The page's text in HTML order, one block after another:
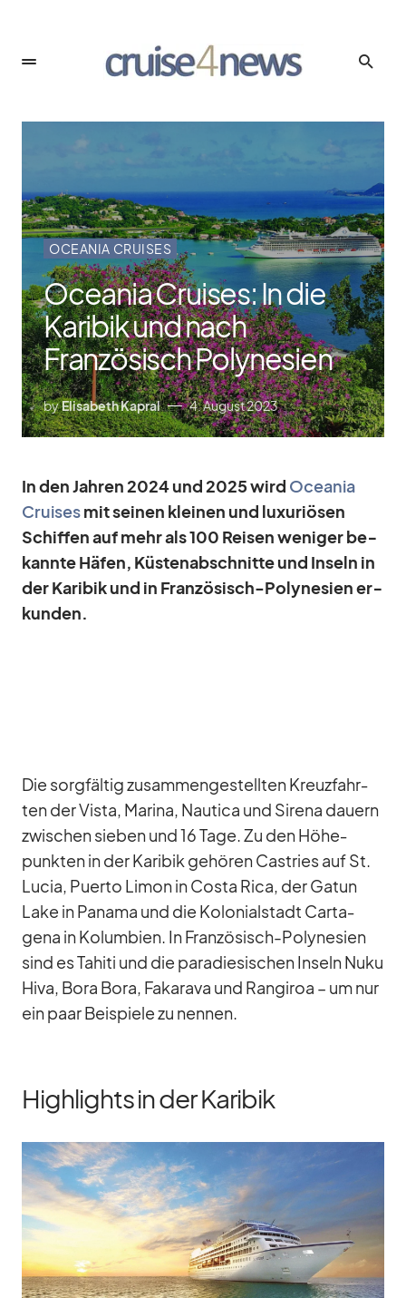
OCEANIA CRUISES
Oceania Cruises: In die
Karibik und nach
Französisch Polynesien
byElisabeth Kapral 4. August 2023
In den Jah­ren 2024 und 2025 wird Ocea­nia
Crui­sesmit sei­nen klei­nen und lu­xu­riö­sen
Schif­fen auf mehr als 100 Rei­sen we­ni­ger be­
kannte Hä­fen, Küs­ten­ab­schnitte und In­seln in
der Ka­ri­bik und in Fran­zö­sisch-Po­ly­ne­sien er­
kun­den.
Die sorg­fäl­tig zu­sam­men­ge­stell­ten Kreuz­fahr­
ten der Vista, Ma­rina, Nau­tica und Si­rena dau­ern
zwi­schen sie­ben und 16 Tage. Zu den Hö­he­
punk­ten in der Ka­ri­bik ge­hö­ren Cas­tries auf St.
Lu­cia, Pu­erto Li­mon in Costa Rica, der Gatun
Lake in Pa­nama und die Ko­lo­ni­al­stadt Car­ta­
gena in Ko­lum­bien. In Fran­zö­sisch-Po­ly­ne­sien
sind es Ta­hiti und die pa­ra­die­si­schen In­seln Nuku
Hiva, Bora Bora, Fa­ka­rava und Ran­gi­roa – um nur
ein paar Bei­spiele zu nen­nen.
Highlights in der Karibik